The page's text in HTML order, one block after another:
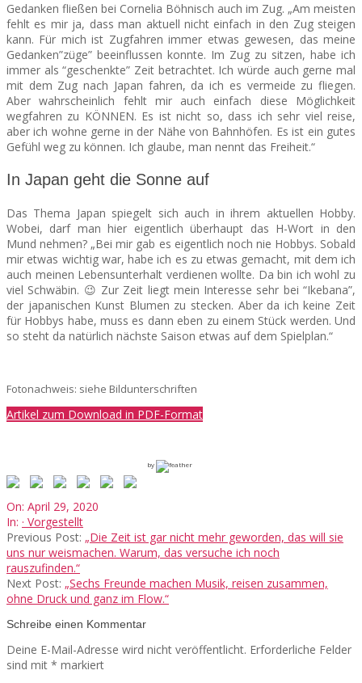
Gedanken fließen bei Cornelia Böhnisch auch im Zug. „Am meisten
fehlt es mir ja, dass man aktuell nicht einfach in den Zug steigen
kann. Für mich ist Zugfahren immer etwas gewesen, das meine
Gedanken”züge” beeinflussen konnte. Im Zug zu sitzen, habe ich
immer als “geschenkte” Zeit betrachtet. Ich würde auch gerne mal
mit dem Zug nach Japan fahren, da ich es vermeide zu fliegen.
Aber wahrscheinlich fehlt mir auch einfach diese Möglichkeit
wegfahren zu KÖNNEN. Es ist nicht so, dass ich sehr viel reise,
aber ich wohne gerne in der Nähe von Bahnhöfen. Es ist ein gutes
Gefühl weg zu können. Ich glaube, man nennt das Freiheit.“
In Japan geht die Sonne auf
Das Thema Japan spiegelt sich auch in ihrem aktuellen Hobby.
Wobei, darf man hier eigentlich überhaupt das H-Wort in den
Mund nehmen? „Bei mir gab es eigentlich noch nie Hobbys. Sobald
mir etwas wichtig war, habe ich es zu etwas gemacht, mit dem ich
auch meinen Lebensunterhalt verdienen wollte. Da bin ich wohl zu
viel Schwäbin. 😉 Zur Zeit liegt mein Interesse sehr bei “Ikebana”,
der japanischen Kunst Blumen zu stecken. Aber da ich keine Zeit
für Hobbys habe, muss es dann eben zu einem Stück werden. Und
so steht da natürlich nächste Saison etwas auf dem Spielplan.“
Fotonachweis: siehe Bildunterschriften
Artikel zum Download in PDF-Format
by
2020-
04-
29
On: April 29, 2020
In: · Vorgestellt
Previous Post: „Die Zeit ist gar nicht mehr geworden, das will sie
uns nur weismachen. Warum, das versuche ich noch
rauszufinden.“
Next Post: „Sechs Freunde machen Musik, reisen zusammen,
ohne Druck und ganz im Flow.“
Schreibe einen Kommentar
Deine E-Mail-Adresse wird nicht veröffentlicht. Erforderliche Felder
sind mit * markiert